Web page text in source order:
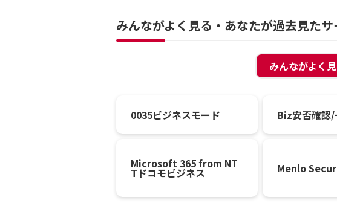
みんながよく見る・あなたが過去見た
みんながよく
0035ビジネスモード Biz安否確認
Microsoft 365 from NT
Tドコモビジネス Menlo